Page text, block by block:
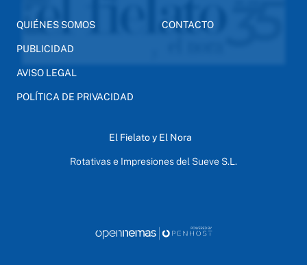
QUIÉNES SOMOS
PUBLICIDAD
AVISO LEGAL
POLÍTICA DE PRIVACIDAD
CONTACTO
El Fielato y El Nora
Rotativas e Impresiones del Sueve S.L.